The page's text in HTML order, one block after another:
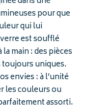
pour que
qui lui
est soufflé
main : des pièces
toujours uniques.
envies : à l’unité
les couleurs ou
assorti.